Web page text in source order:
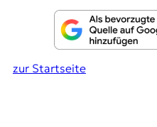
zur Startseite